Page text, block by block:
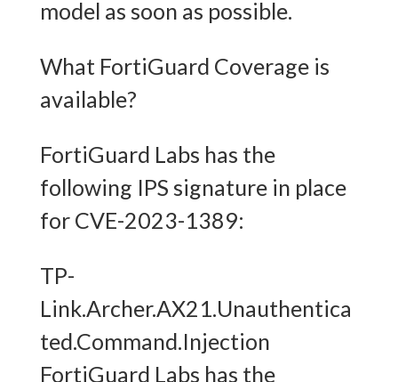
model as soon as possible.
What FortiGuard Coverage is
available?
FortiGuard Labs has the
following IPS signature in place
for CVE-2023-1389:
TP-
Link.Archer.AX21.Unauthentica
ted.Command.Injection
FortiGuard Labs has the